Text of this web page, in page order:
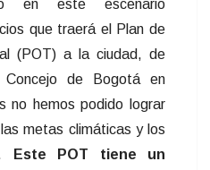
en este escenario
que traerá el Plan de
(POT) a la ciudad, de
de Bogotá en
no hemos podido lograr
metas climáticas y los
Este POT tiene un